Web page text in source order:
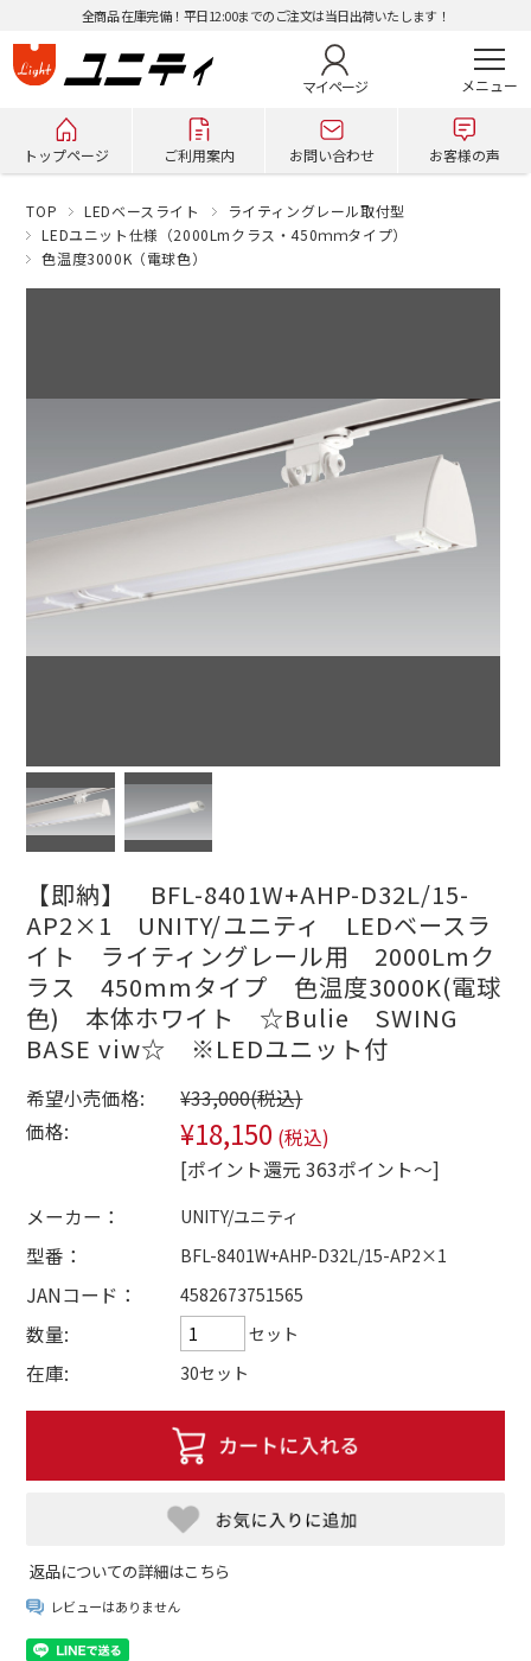
全商品 在庫完備！平日12:00までのご注文は当日出荷いたします！
マイページ
トップページ ご利用案内 お問い合わせ お客様の声
TOP LEDベースライト
ライティングレール取付型
LEDユニット仕様（2000Lmクラス・450ｍｍタイプ）
色温度3000K（電球色）
【即納】 BFL-8401W+AHP-D32L/15-
AP2×1 UNITY/ユニティ LEDベースラ
イト ライティングレール用 2000Lmク
ラス 450mmタイプ 色温度3000K(電球
色) 本体ホワイト ☆Bulie SWING
BASE viw☆ ※LEDユニット付
希望小売価格: ¥33,000(税込)
価格:
¥18,150 (税込)
[ポイント還元 363ポイント～]
メーカー：
UNITY/ユニティ
型番： BFL-8401W+AHP-D32L/15-AP2×1
JANコード： 4582673751565
数量: セット
在庫: 30セット
返品についての詳細はこちら
レビューはありません